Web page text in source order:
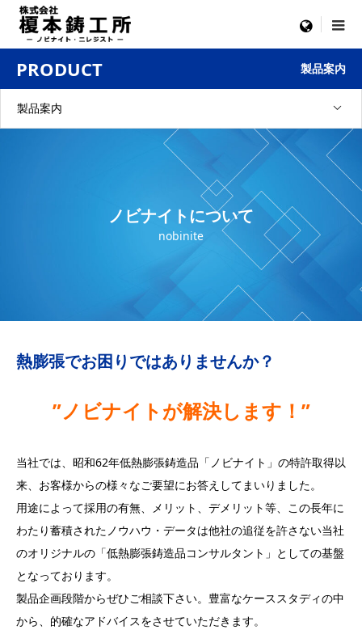
menu
PRODUCT 製品案内
製品案内
ノビナイトについて
nobinite
熱膨張でお困りではありませんか？
”ノビナイトが解決します！”
当社では、昭和62年低熱膨張鋳造品「ノビナイト」の特許取得以
来、お客様からの様々なご要望にお答えしてまいりました。
用途によって採用の有無、メリット、デメリット等、この長年に
わたり蓄積されたノウハウ・データは他社の追従を許さない当社
のオリジナルの「低熱膨張鋳造品コンサルタント」としての基盤
となっております。
製品企画段階からぜひご相談下さい。豊富なケーススタディの中
から、的確なアドバイスをさせていただきます。